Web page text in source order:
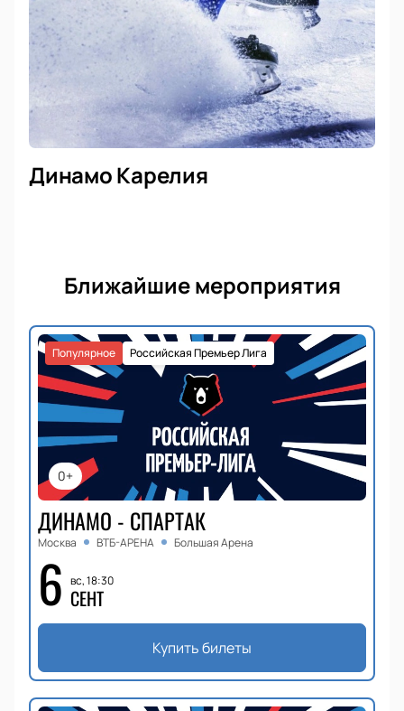
Динамо Карелия
Ближайшие мероприятия
0+
Российская Премьер Лига
Популярное
ДИНАМО - СПАРТАК
Москва ВТБ-АРЕНА Большая Арена
6 вс, 18:30
СЕНТ
Купить билеты